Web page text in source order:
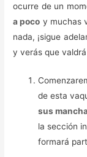
ocurre de un
a poco y muchas
nada, ¡sigue
y verás que
de esta
sus
la sección
formará